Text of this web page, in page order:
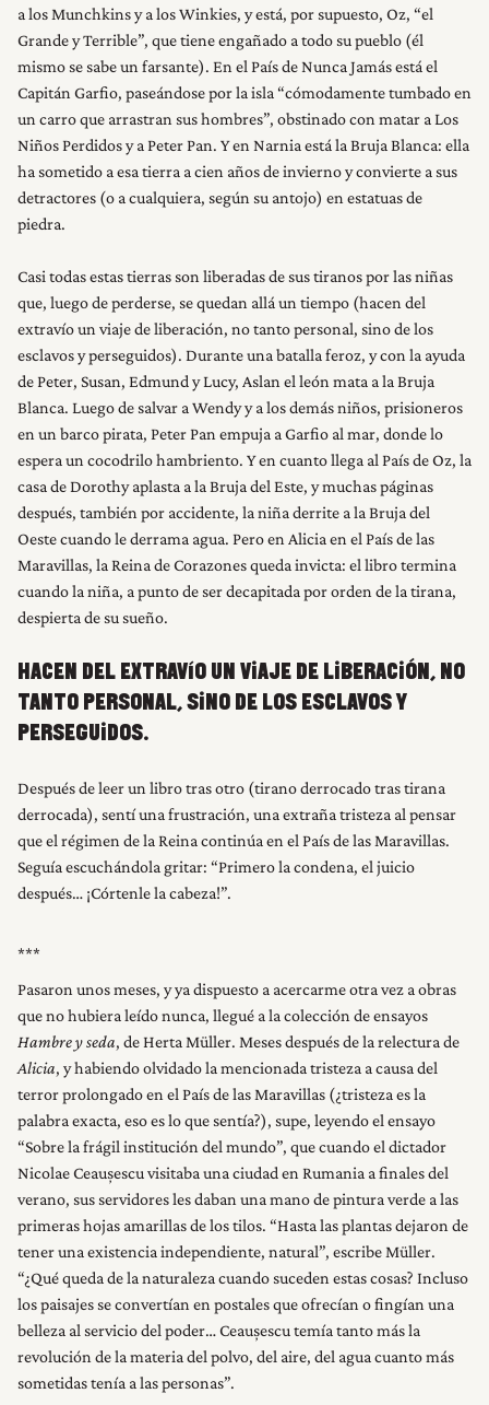
a los Munchkins y a los Winkies, y está, por supuesto, Oz, “el
Grande y Terrible”, que tiene engañado a todo su pueblo (él
mismo se sabe un farsante). En el País de Nunca Jamás está el
Capitán Garfio, paseándose por la isla “cómodamente tumbado en
un carro que arrastran sus hombres”, obstinado con matar a Los
Niños Perdidos y a Peter Pan. Y en Narnia está la Bruja Blanca: ella
ha sometido a esa tierra a cien años de invierno y convierte a sus
detractores (o a cualquiera, según su antojo) en estatuas de
piedra.
Casi todas estas tierras son liberadas de sus tiranos por las niñas
que, luego de perderse, se quedan allá un tiempo (hacen del
extravío un viaje de liberación, no tanto personal, sino de los
esclavos y perseguidos). Durante una batalla feroz, y con la ayuda
de Peter, Susan, Edmund y Lucy, Aslan el león mata a la Bruja
Blanca. Luego de salvar a Wendy y a los demás niños, prisioneros
en un barco pirata, Peter Pan empuja a Garfio al mar, donde lo
espera un cocodrilo hambriento. Y en cuanto llega al País de Oz, la
casa de Dorothy aplasta a la Bruja del Este, y muchas páginas
después, también por accidente, la niña derrite a la Bruja del
Oeste cuando le derrama agua. Pero en Alicia en el País de las
Maravillas, la Reina de Corazones queda invicta: el libro termina
cuando la niña, a punto de ser decapitada por orden de la tirana,
despierta de su sueño.
HACEN DEL EXTRAVÍO UN VIAJE DE LIBERACIÓN, NO
TANTO PERSONAL, SINO DE LOS ESCLAVOS Y
PERSEGUIDOS.
Después de leer un libro tras otro (tirano derrocado tras tirana
derrocada), sentí una frustración, una extraña tristeza al pensar
que el régimen de la Reina continúa en el País de las Maravillas.
Seguía escuchándola gritar: “Primero la condena, el juicio
después… ¡Córtenle la cabeza!”.
Pasaron unos meses, y ya dispuesto a acercarme otra vez a obras
que no hubiera leído nunca, llegué a la colección de ensayos
Hambre y seda, de Herta Müller. Meses después de la relectura de
Alicia, y habiendo olvidado la mencionada tristeza a causa del
terror prolongado en el País de las Maravillas (¿tristeza es la
palabra exacta, eso es lo que sentía?), supe, leyendo el ensayo
“Sobre la frágil institución del mundo”, que cuando el dictador
Nicolae Ceaușescu visitaba una ciudad en Rumania a finales del
verano, sus servidores les daban una mano de pintura verde a las
primeras hojas amarillas de los tilos. “Hasta las plantas dejaron de
tener una existencia independiente, natural”, escribe Müller.
“¿Qué queda de la naturaleza cuando suceden estas cosas? Incluso
los paisajes se convertían en postales que ofrecían o fingían una
belleza al servicio del poder… Ceaușescu temía tanto más la
revolución de la materia del polvo, del aire, del agua cuanto más
sometidas tenía a las personas”.